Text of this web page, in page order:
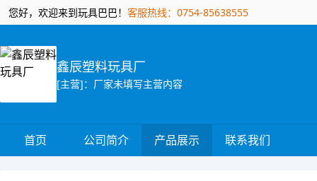
您好，欢迎来到玩具巴巴！ 客服热线：0754-85638555
鑫辰塑料玩具厂
[主营]：厂家未填写主营内容
首页 公司简介 产品展示 联系我们